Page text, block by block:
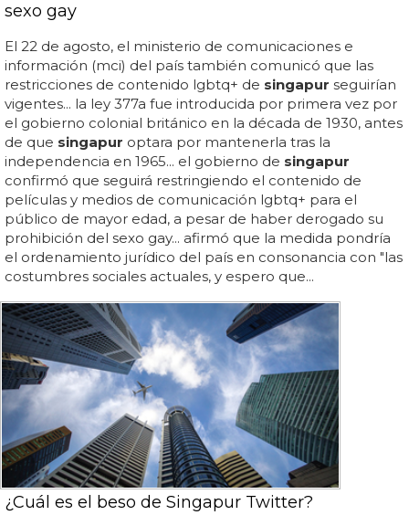
sexo gay
El 22 de agosto, el ministerio de comunicaciones e
información (mci) del país también comunicó que las
restricciones de contenido lgbtq+ de singapur seguirían
vigentes... la ley 377a fue introducida por primera vez por
el gobierno colonial británico en la década de 1930, antes
de que singapur optara por mantenerla tras la
independencia en 1965... el gobierno de singapur
confirmó que seguirá restringiendo el contenido de
películas y medios de comunicación lgbtq+ para el
público de mayor edad, a pesar de haber derogado su
prohibición del sexo gay... afirmó que la medida pondría
el ordenamiento jurídico del país en consonancia con "las
costumbres sociales actuales, y espero que...
¿Cuál es el beso de Singapur Twitter?